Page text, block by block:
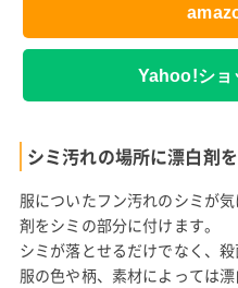
Yahoo!ショ
シミ汚れの場所に漂白剤
服についたフン汚れのシミが
剤をシミの部分に付けます。
シミが落とせるだけでなく、殺
服の色や柄、素材によっては